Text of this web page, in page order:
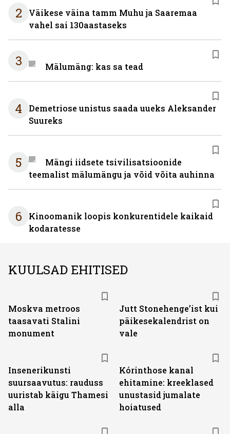
2
Väikese väina tamm Muhu ja Saaremaa
vahel sai 130aastaseks
3 Mälumäng: kas sa tead
4
Demetriose unistus saada uueks Aleksander
Suureks
5
Mängi iidsete tsivilisatsioonide
teemalist mälumängu ja võid võita auhinna
6
Kinoomanik loopis konkurentidele kaikaid
kodaratesse
KUULSAD EHITISED
Moskva metroos
taasavati Stalini
monument
Jutt Stonehenge’ist kui
päikesekalendrist on
vale
Insenerikunsti
suursaavutus: rauduss
uuristab käigu Thamesi
alla
Kórinthose kanal
ehitamine: kreeklased
unustasid jumalate
hoiatused